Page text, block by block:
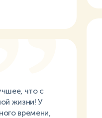
что с
жизни! У
времени,